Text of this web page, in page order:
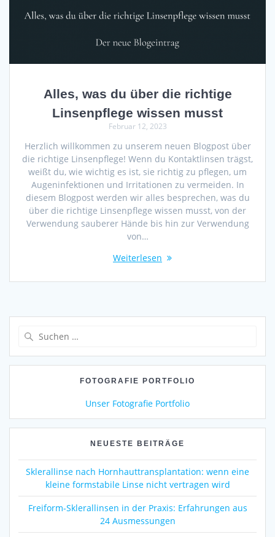
Alles, was du über die richtige
Linsenpflege wissen musst
Februar 12, 2023
Herzlich willkommen zu unserem neuen Blogpost über
die richtige Linsenpflege! Wenn du Kontaktlinsen trägst,
weißt du, wie wichtig es ist, sie richtig zu pflegen, um
Augeninfektionen und Irritationen zu vermeiden. In
diesem Blogpost werden wir alles besprechen, was du
über die richtige Linsenpflege wissen musst, von der
Verwendung sauberer Hände bis hin zur Verwendung
von…
Weiterlesen
FOTOGRAFIE PORTFOLIO
Unser Fotografie Portfolio
NEUESTE BEITRÄGE
Sklerallinse nach Hornhauttransplantation: wenn eine
kleine formstabile Linse nicht vertragen wird
Freiform-Sklerallinsen in der Praxis: Erfahrungen aus
24 Ausmessungen